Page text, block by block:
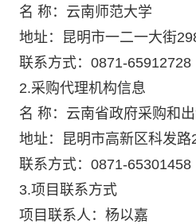
名 称：云南师范大学
地址：昆明市一二一大街
联系方式：0871-65912728
2.采购代理机构信息
名 称：云南省政府采购和
地址：昆明市高新区科发
联系方式：0871-65301458
3.项目联系方式
项目联系人：杨以嘉